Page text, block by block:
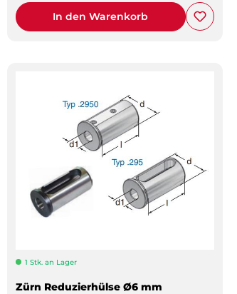
In den Warenkorb
1 Stk. an Lager
Zürn Reduzierhülse Ø6 mm